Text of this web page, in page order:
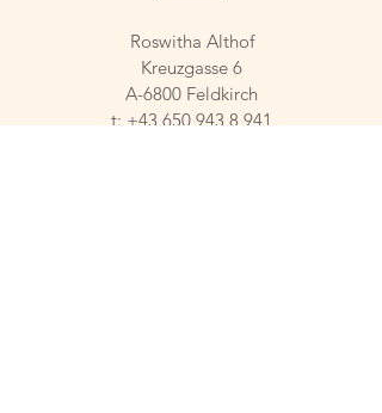
Roswitha Althof
Kreuzgasse 6
A-6800 Feldkirch
t: +43 650 943 8 941